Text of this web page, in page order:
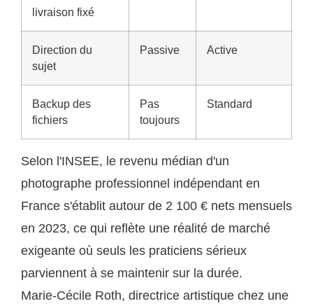
livraison fixé
Direction du
sujet
Passive Active
Backup des
fichiers
Pas
toujours
Standard
Selon l'INSEE, le revenu médian d'un
photographe professionnel indépendant en
France s'établit autour de 2 100 € nets mensuels
en 2023, ce qui reflète une réalité de marché
exigeante où seuls les praticiens sérieux
parviennent à se maintenir sur la durée.
Marie-Cécile Roth, directrice artistique chez une